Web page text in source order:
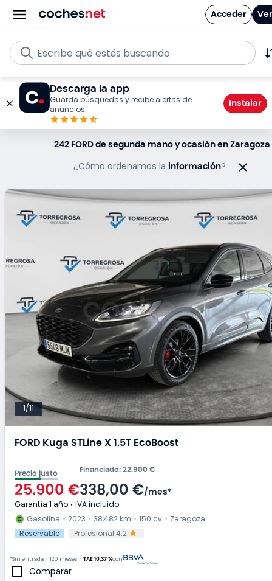
Acceder
Escribe qué estás buscando
Descarga la app
Guarda búsquedas y recibe alertas de
anuncios
Instalar
242 FORD de segunda mano y ocasión en Zaragoza
¿Cómo ordenamos la información?
FORD Kuga STLine X 1.5T EcoBoost
Precio justo
25.900 €
Financiado: 22.900 €
338,00 €/mes*
Garantía 1 año
IVA incluido
Gasolina
2023 38,482 km 150 cv
Zaragoza
Reservable
Profesional 4.2
1/11
Comparar
*Sin entrada 120 meses TAE 10,37 %con